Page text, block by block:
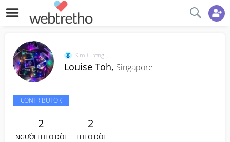
Kim Cương
Louise Toh, Singapore
CONTRIBUTOR
2
NGƯỜI THEO DÕI
2
THEO DÕI